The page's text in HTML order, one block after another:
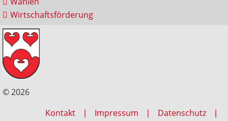
Wirtschaftsförderung
© 2026
Kontakt
Impressum Datenschutz